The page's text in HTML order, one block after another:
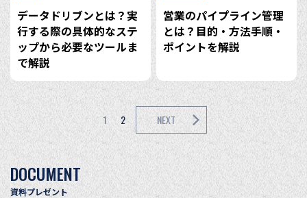
データドリブンとは？実
行する際の具体的なステ
ップから必要なツールま
で解説
営業のパイプライン管理
とは？目的・方法手順・
ポイントを解説
1 2 NEXT
DOCUMENT
資料プレゼント